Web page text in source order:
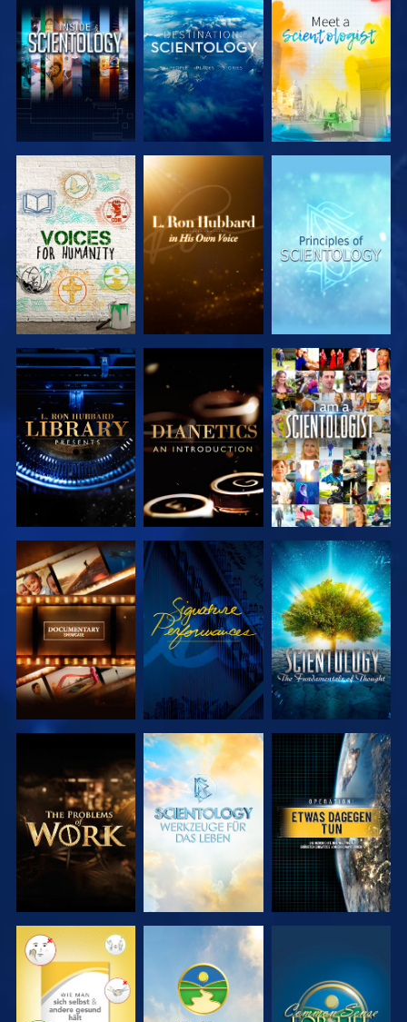
SERIE
ENTDECKEN
SERIE
ENTDECKEN
SERIE
ENTDECKEN
SERIE
ENTDECKEN
SERIE
ENTDECKEN
ANSEHEN
SERIE
ENTDECKEN
ANSEHEN
SERIE
ENTDECKEN
SERIE
ENTDECKEN
SERIE
ENTDECKEN
ANSEHEN
ANSEHEN ANSEHEN ANSEHEN